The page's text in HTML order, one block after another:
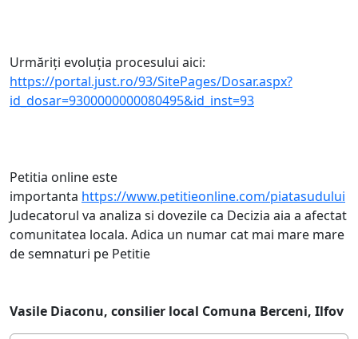
Urmăriți evoluția procesului aici:
https://portal.just.ro/93/SitePages/Dosar.aspx?
id_dosar=9300000000080495&id_inst=93
Petitia online este
importanta https://www.petitieonline.com/piatasudului
Judecatorul va analiza si dovezile ca Decizia aia a afectat
comunitatea locala. Adica un numar cat mai mare mare
de semnaturi pe Petitie
Vasile Diaconu, consilier local Comuna Berceni, Ilfov